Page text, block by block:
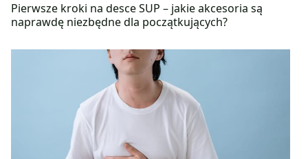
Pierwsze kroki na desce SUP – jakie akcesoria są
naprawdę niezbędne dla początkujących?